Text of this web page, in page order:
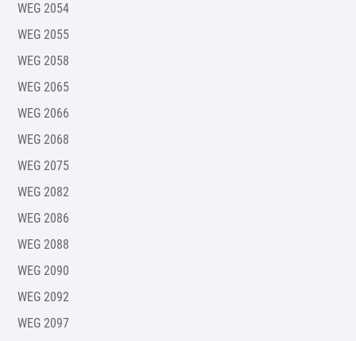
WEG 2054
WEG 2055
WEG 2058
WEG 2065
WEG 2066
WEG 2068
WEG 2075
WEG 2082
WEG 2086
WEG 2088
WEG 2090
WEG 2092
WEG 2097